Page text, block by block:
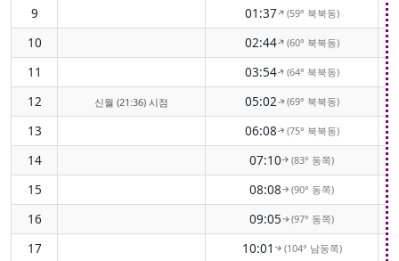
9 01:37↑(59° 북북동)
10 02:44↑(60° 북북동)
11 03:54↑(64° 북북동)
12 신월 (21:36) 시점 05:02↑(69° 북북동)
13 06:08↑(75° 북북동)
14 07:10↑(83° 동쪽)
15 08:08↑ (90° 동쪽)
16 09:05↑(97° 동쪽)
17 10:01 ↑(104° 남동쪽)